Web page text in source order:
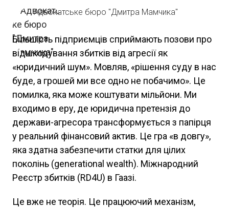
Адвокатське бюро "Дмитра Мамчика"
Більшість підприємців сприймають позови про
відшкодування збитків від агресії як
«юридичний шум». Мовляв, «рішення суду в нас
буде, а грошей ми все одно не побачимо». Це
помилка, яка може коштувати мільйони. Ми
входимо в еру, де юридична претензія до
держави-агресора трансформується з папірця
у реальний фінансовий актив. Це гра «в довгу»,
яка здатна забезпечити статки для цілих
поколінь (generational wealth). Міжнародний
Реєстр збитків (RD4U) в Гаазі.
Це вже не теорія. Це працюючий механізм,